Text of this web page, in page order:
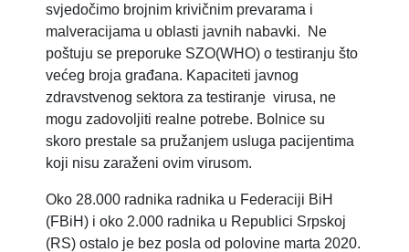
svjedočimo brojnim krivičnim prevarama i
malveracijama u oblasti javnih nabavki. Ne
poštuju se preporuke SZO(WHO) o testiranju što
većeg broja građana. Kapaciteti javnog
zdravstvenog sektora za testiranje virusa, ne
mogu zadovoljiti realne potrebe. Bolnice su
skoro prestale sa pružanjem usluga pacijentima
koji nisu zaraženi ovim virusom.
Oko 28.000 radnika radnika u Federaciji BiH
(FBiH) i oko 2.000 radnika u Republici Srpskoj
(RS) ostalo je bez posla od polovine marta 2020.